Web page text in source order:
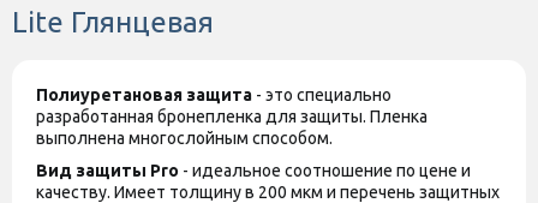
Lite Глянцевая
Полиуретановая защита - это специально
разработанная бронепленка для защиты. Пленка
выполнена многослойным способом.
Вид защиты Pro - идеальное соотношение по цене и
качеству. Имеет толщину в 200 мкм и перечень защитных